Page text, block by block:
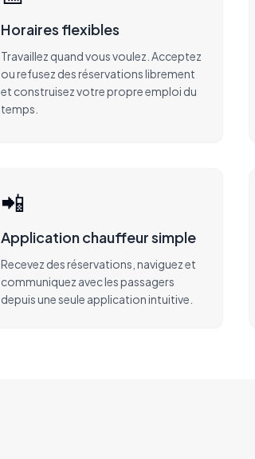
Horaires flexibles
Travaillez quand vous voulez. Acceptez
ou refusez des réservations librement
et construisez votre propre emploi du
temps.
📲
Application chauffeur simple
Recevez des réservations, naviguez et
communiquez avec les passagers
depuis une seule application intuitive.